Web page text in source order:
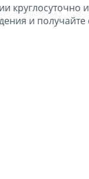
круглосуточно
и получайте